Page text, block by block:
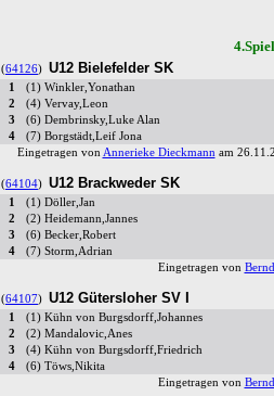
(64126) U12 Bielefelder SK
1 (1) Winkler,Yonathan
2
(4) Vervay,Leon
3
(6) Dembrinsky,Luke Alan
4
(7) Borgstädt,Leif Jona
Eingetragen von Annerieke Dieckmann am
(64104) U12 Brackweder SK
1 (1) Döller,Jan
2
(2) Heidemann,Jannes
3
(6) Becker,Robert
4
(7) Storm,Adrian
Eingetragen von
(64107) U12 Gütersloher SV I
1 (1) Kühn von Burgsdorff,Johannes
2
(2) Mandalovic,Anes
3
(4) Kühn von Burgsdorff,Friedrich
4
(6) Töws,Nikita
Eingetragen von